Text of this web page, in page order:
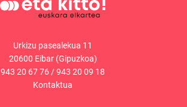
Urkizu pasealekua 11
20600 Eibar (Gipuzkoa)
943 20 67 76 /943 20 09 18
Kontaktua